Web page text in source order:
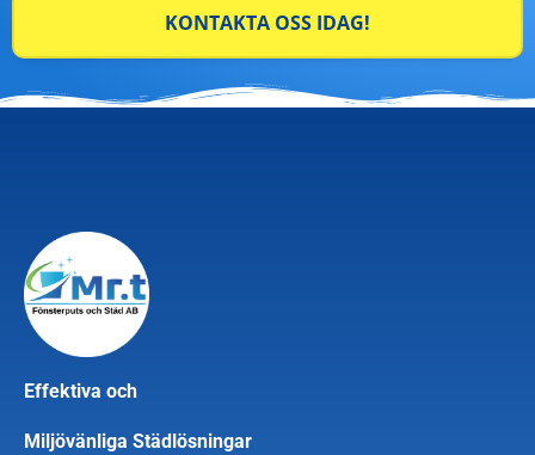
KONTAKTA OSS IDAG!
Effektiva och
Miljövänliga Städlösningar